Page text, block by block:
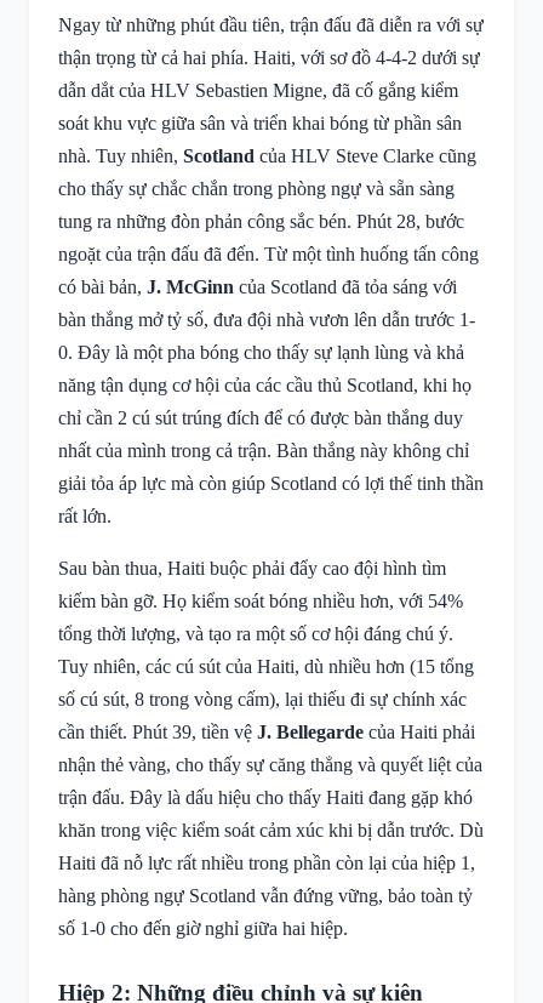
Ngay từ những phút đầu tiên, trận đấu đã diễn ra với sự
thận trọng từ cả hai phía. Haiti, với sơ đồ 4-4-2 dưới sự
dẫn dắt của HLV Sebastien Migne, đã cố gắng kiểm
soát khu vực giữa sân và triển khai bóng từ phần sân
nhà. Tuy nhiên, Scotland của HLV Steve Clarke cũng
cho thấy sự chắc chắn trong phòng ngự và sẵn sàng
tung ra những đòn phản công sắc bén. Phút 28, bước
ngoặt của trận đấu đã đến. Từ một tình huống tấn công
có bài bản, J. McGinn của Scotland đã tỏa sáng với
bàn thắng mở tỷ số, đưa đội nhà vươn lên dẫn trước 1-
0. Đây là một pha bóng cho thấy sự lạnh lùng và khả
năng tận dụng cơ hội của các cầu thủ Scotland, khi họ
chỉ cần 2 cú sút trúng đích để có được bàn thắng duy
nhất của mình trong cả trận. Bàn thắng này không chỉ
giải tỏa áp lực mà còn giúp Scotland có lợi thế tinh thần
rất lớn.
Sau bàn thua, Haiti buộc phải đẩy cao đội hình tìm
kiếm bàn gỡ. Họ kiểm soát bóng nhiều hơn, với 54%
tổng thời lượng, và tạo ra một số cơ hội đáng chú ý.
Tuy nhiên, các cú sút của Haiti, dù nhiều hơn (15 tổng
số cú sút, 8 trong vòng cấm), lại thiếu đi sự chính xác
cần thiết. Phút 39, tiền vệ J. Bellegarde của Haiti phải
nhận thẻ vàng, cho thấy sự căng thẳng và quyết liệt của
trận đấu. Đây là dấu hiệu cho thấy Haiti đang gặp khó
khăn trong việc kiểm soát cảm xúc khi bị dẫn trước. Dù
Haiti đã nỗ lực rất nhiều trong phần còn lại của hiệp 1,
hàng phòng ngự Scotland vẫn đứng vững, bảo toàn tỷ
số 1-0 cho đến giờ nghỉ giữa hai hiệp.
Hiệp 2: Những điều chỉnh và sự kiên